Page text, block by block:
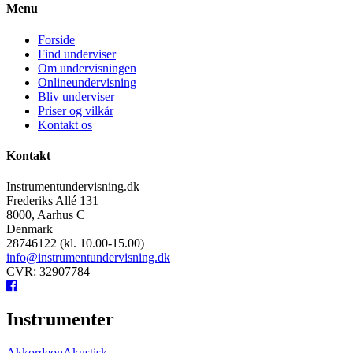
Menu
Forside
Find underviser
Om undervisningen
Onlineundervisning
Bliv underviser
Priser og vilkår
Kontakt os
Kontakt
Instrumentundervisning.dk
Frederiks Allé 131
8000, Aarhus C
Denmark
28746122 (kl. 10.00-15.00)
info@instrumentundervisning.dk
CVR: 32907784
Instrumenter